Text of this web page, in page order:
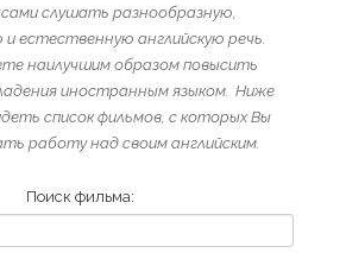
слушать разнообразную,
и естественную английскую речь.
наилучшим образом повысить
иностранным языком. Ниже
список фильмов, с которых Вы
работу над своим английским.
Поиск фильма: